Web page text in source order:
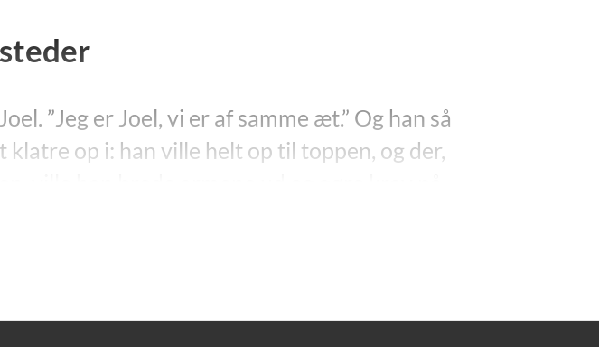
”Jeg er Joel, vi er af samme æt.” Og han så
op i: han ville helt op til toppen, og der,